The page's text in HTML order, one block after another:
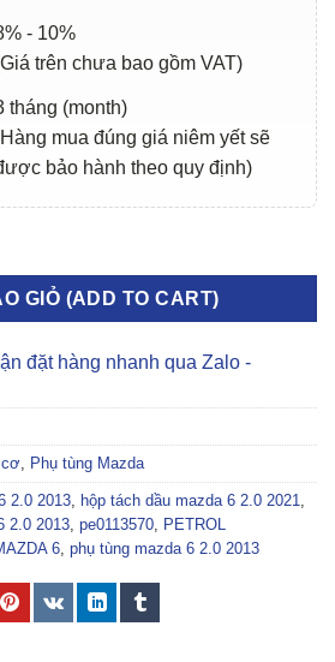
- 10%
trên chưa bao gồm VAT)
tháng (month)
mua đúng giá niêm yết sẽ
bảo hành theo quy định)
6 2.0 2013-2021 | PE0113570 số lượng
GIỎ (ADD TO CART)
đặt hàng nhanh qua Zalo -
cơ Phụ tùng Mazda
2.0 2013 hộp tách dầu mazda 6 2.0 2021
2.0 2013 pe0113570
PETROL
6 phụ tùng mazda 6 2.0 2013